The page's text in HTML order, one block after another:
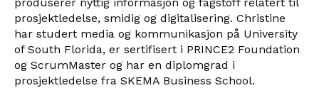
prosjektledelse, smidig og digitalisering. Christine
har studert media og kommunikasjon på University
of South Florida, er sertifisert i PRINCE2 Foundation
og ScrumMaster og har en diplomgrad i
prosjektledelse fra SKEMA Business School.